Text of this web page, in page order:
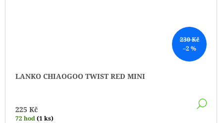
230 Kč
–2 %
LANKO CHIAOGOO TWIST RED MINI
225 Kč
72 hod(1 ks)